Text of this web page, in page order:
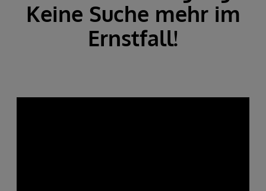
Keine Suche mehr im
Ernstfall!